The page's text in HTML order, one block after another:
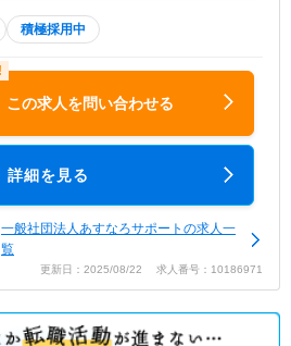
積極採用中
この求人を問い合わせる
詳細を見る
一般社団法人あすなろサポートの求人一
覧
更新日：2025/08/22 求人番号：10186971